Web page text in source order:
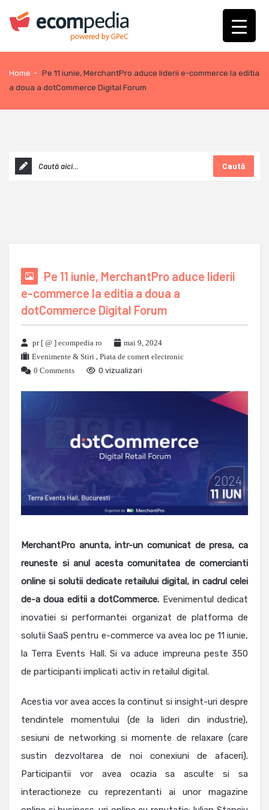
Home - Pe 11 iunie, MerchantPro aduce liderii e-commerce la editia
a doua a dotCommerce Digital Forum
Caută
Pe 11 iunie, MerchantPro aduce liderii
e-commerce la editia a doua a
dotCommerce Digital Forum
pr [ @ ] ecompedia ro
mai 9, 2024
Evenimente & Stiri , Piata de comert electronic
0 Comments
0 vizualizari
MerchantPro anunta, intr-un comunicat de presa, ca
reuneste si anul acesta comunitatea de comercianti
online si solutii dedicate retailului digital, in cadrul celei
de-a doua editii a dotCommerce. Evenimentul dedicat
inovatiei si performantei organizat de platforma de
solutii SaaS pentru e-commerce va avea loc pe 11 iunie,
la Terra Events Hall. Si va aduce impreuna peste 350
de participanti implicati activ in retailul digital.
Acestia vor avea acces la continut si insight-uri despre
tendintele momentului (de la lideri din industrie),
sesiuni de networking si momente de relaxare (care
sustin dezvoltarea de noi conexiuni de afaceri).
Participantii vor avea ocazia sa asculte si sa
interactioneze cu reprezentanti ai unor magazine